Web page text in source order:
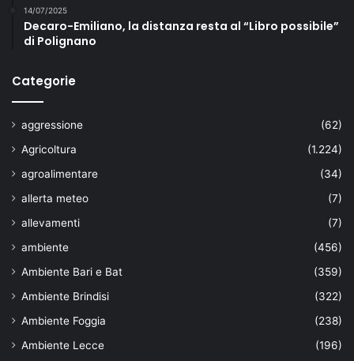
14/07/2025
Decaro-Emiliano, la distanza resta al “Libro possibile”
di Polignano
Categorie
aggressione
(62)
Agricoltura
(1.224)
agroalimentare
(34)
allerta meteo
(7)
allevamenti
(7)
ambiente
(456)
Ambiente Bari e Bat
(359)
Ambiente Brindisi
(322)
Ambiente Foggia
(238)
Ambiente Lecce
(196)